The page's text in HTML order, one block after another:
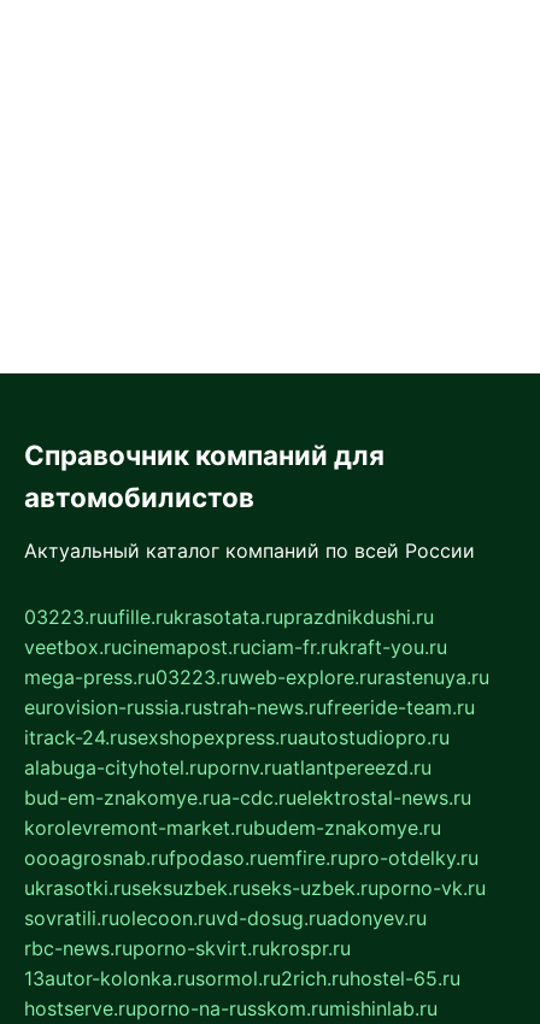
Справочник компаний для
автомобилистов
Актуальный каталог компаний по всей России
03223.ruufille.rukrasotata.ruprazdnikdushi.ru
veetbox.rucinemapost.ruciam-fr.rukraft-you.ru
mega-press.ru03223.ruweb-explore.rurastenuya.ru
eurovision-russia.rustrah-news.rufreeride-team.ru
itrack-24.rusexshopexpress.ruautostudiopro.ru
alabuga-cityhotel.rupornv.ruatlantpereezd.ru
bud-em-znakomye.rua-cdc.ruelektrostal-news.ru
korolevremont-market.rubudem-znakomye.ru
oooagrosnab.rufpodaso.ruemfire.rupro-otdelky.ru
ukrasotki.ruseksuzbek.ruseks-uzbek.ruporno-vk.ru
sovratili.ruolecoon.ruvd-dosug.ruadonyev.ru
rbc-news.ruporno-skvirt.rukrospr.ru
13autor-kolonka.rusormol.ru2rich.ruhostel-65.ru
hostserve.ruporno-na-russkom.rumishinlab.ru